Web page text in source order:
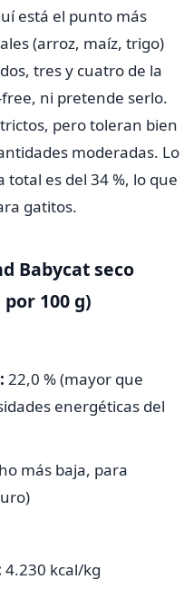
está el punto más
(arroz, maíz, trigo)
tres y cuatro de la
ni pretende serlo.
pero toleran bien
moderadas. Lo
es del 34 %, lo que
gatitos.
Babycat seco
100 g)
22,0 % (mayor que
energéticas del
más baja, para
4.230 kcal/kg